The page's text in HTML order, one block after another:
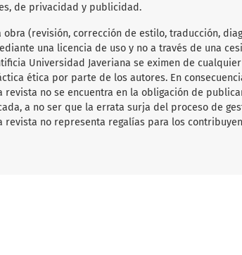
de privacidad y publicidad.
(revisión, corrección de estilo, traducción,
una licencia de uso y no a través de una
Universidad Javeriana se eximen de
ética por parte de los autores. En
no se encuentra en la obligación de
a no ser que la errata surja del proceso de
revista no representa regalías para los